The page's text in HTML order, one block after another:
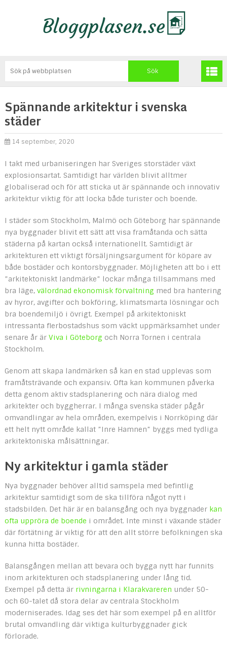
Spännande arkitektur i svenska
städer
14 september, 2020
I takt med urbaniseringen har Sveriges storstäder växt
explosionsartat. Samtidigt har världen blivit alltmer
globaliserad och för att sticka ut är spännande och innovativ
arkitektur viktig för att locka både turister och boende.
I städer som Stockholm, Malmö och Göteborg har spännande
nya byggnader blivit ett sätt att visa framåtanda och sätta
städerna på kartan också internationellt. Samtidigt är
arkitekturen ett viktigt försäljningsargument för köpare av
både bostäder och kontorsbyggnader. Möjligheten att bo i ett
”arkitektoniskt landmärke” lockar många tillsammans med
bra läge, välordnad ekonomisk förvaltning med bra hantering
av hyror, avgifter och bokföring, klimatsmarta lösningar och
bra boendemiljö i övrigt. Exempel på arkitektoniskt
intressanta flerbostadshus som väckt uppmärksamhet under
senare år är Viva i Göteborg och Norra Tornen i centrala
Stockholm.
Genom att skapa landmärken så kan en stad upplevas som
framåtsträvande och expansiv. Ofta kan kommunen påverka
detta genom aktiv stadsplanering och nära dialog med
arkitekter och byggherrar. I många svenska städer pågår
omvandlingar av hela områden, exempelvis i Norrköping där
ett helt nytt område kallat ”Inre Hamnen” byggs med tydliga
arkitektoniska målsättningar.
Ny arkitektur i gamla städer
Nya byggnader behöver alltid samspela med befintlig
arkitektur samtidigt som de ska tillföra något nytt i
stadsbilden. Det här är en balansgång och nya byggnader kan
ofta uppröra de boende i området. Inte minst i växande städer
där förtätning är viktig för att den allt större befolkningen ska
kunna hitta bostäder.
Balansgången mellan att bevara och bygga nytt har funnits
inom arkitekturen och stadsplanering under lång tid.
Exempel på detta ärrivningarna i Klarakvareren under 50-
och 60-talet då stora delar av centrala Stockholm
moderniserades. Idag ses det här som exempel på en alltför
brutal omvandling där viktiga kulturbyggnader gick
förlorade.